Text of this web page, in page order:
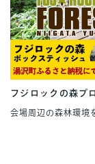
フジロックの森プ
会場周辺の森林環境